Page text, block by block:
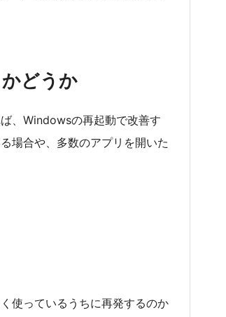
どうか
、Windowsの再起動で改善す
場合や、多数のアプリを開いた
使っているうちに再発するのか